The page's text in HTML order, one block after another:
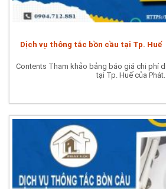
Dịch vụ thông tắc bồn cầu tại Tp. Huế
Contents Tham khảo bảng báo giá chi phí
tại Tp. Huế của Phát...